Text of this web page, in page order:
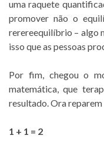
uma raquete
promover não o
rerereequilíbrio – algo
isso que as pessoas
Por fim, chegou o
matemática, que
resultado. Ora reparem
1 + 1 = 2